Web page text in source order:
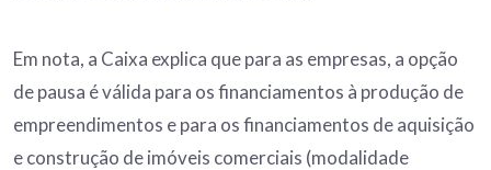
Em nota, a Caixa explica que para as empresas, a opção
de pausa é válida para os financiamentos à produção de
empreendimentos e para os financiamentos de aquisição
e construção de imóveis comerciais (modalidade